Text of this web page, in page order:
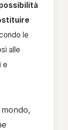
le
alle
e